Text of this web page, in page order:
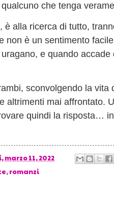
che tenga
alla ricerca di tutto,
non è un sentimento
e quando
sconvolgendo la vita
altrimenti mai affrontato.
quindi la risposta…
marzo 11, 2022
,romanzi